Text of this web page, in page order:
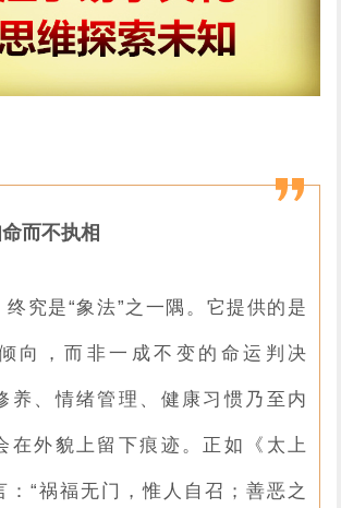
而不执相
终究是“象法”之一隅。它提供的是
向，而非一成不变的命运判决
养、情绪管理、健康习惯乃至内
在外貌上留下痕迹。正如《太上
：“祸福无门，惟人自召；善恶之